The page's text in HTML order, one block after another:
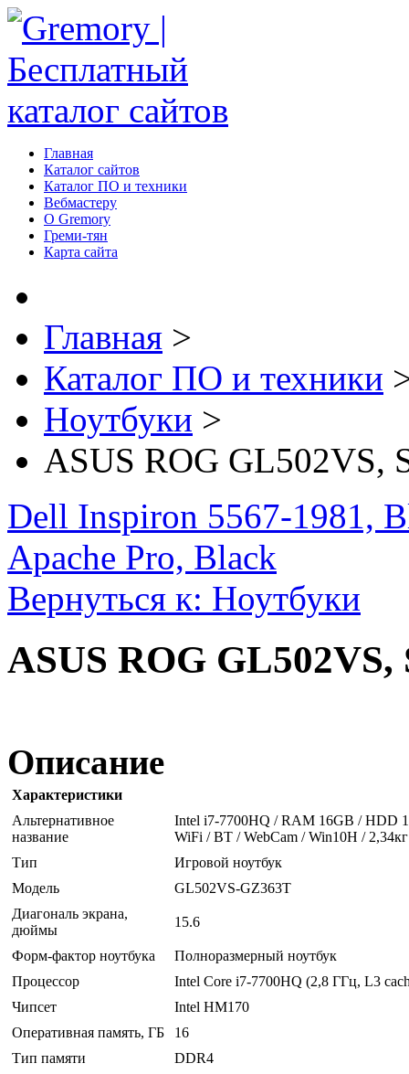
Главная
Каталог сайтов
Каталог ПО и техники
Вебмастеру
О Gremory
Греми-тян
Карта сайта
Главная >
Каталог ПО и техники
Ноутбуки >
ASUS ROG GL502VS,
Dell Inspiron 5567-1981,
Apache Pro, Black
Вернуться к: Ноутбуки
ASUS ROG
Описание
Характеристики
Альтернативное
название
Intel i7-7700HQ / RAM 16GB / HDD
WiFi / BT / WebCam / Win10H / 2,34кг
Тип
Игровой ноутбук
Модель
GL502VS-GZ363T
Диагональ экрана,
дюймы
15.6
Форм-фактор ноутбука
Полноразмерный ноутбук
Процессор
Intel Core i7-7700HQ (2,8 ГГц, L3
Чипсет
Intel HM170
Оперативная память, ГБ
16
Тип памяти
DDR4